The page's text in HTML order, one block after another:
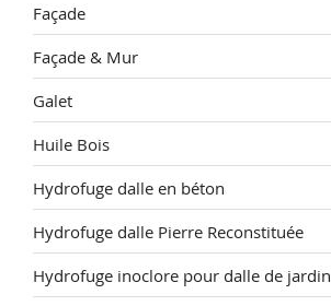
Façade
Façade & Mur
Galet
Huile Bois
Hydrofuge dalle en béton
Hydrofuge dalle Pierre Reconstituée
Hydrofuge inoclore pour dalle de jardin